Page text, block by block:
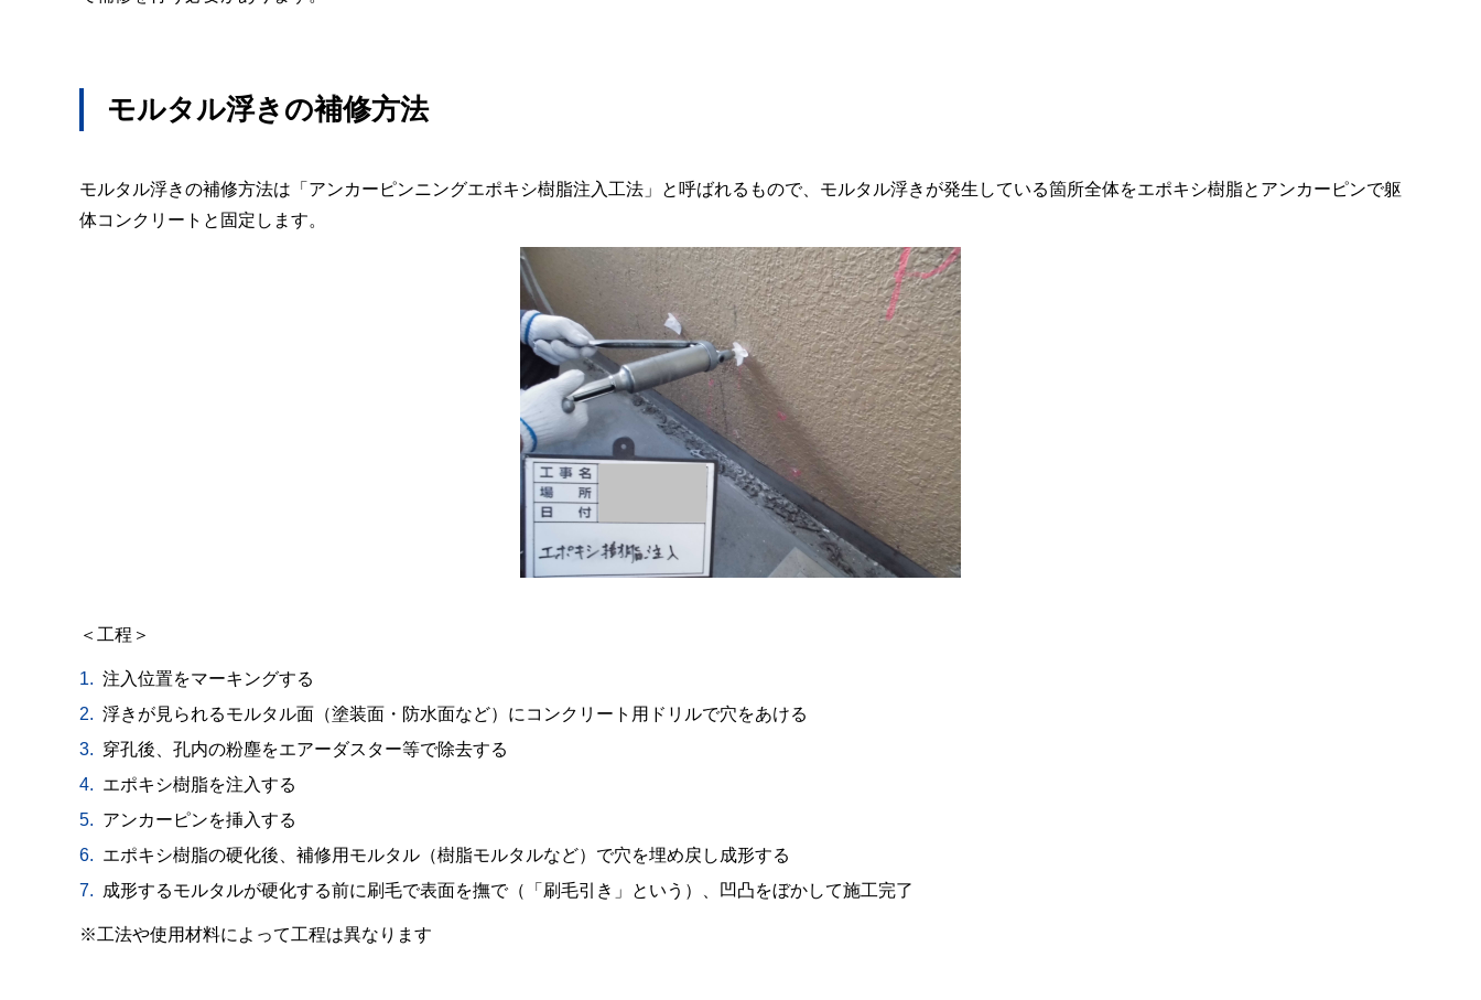
モルタル浮きの補修方法
モルタル浮きの補修方法は「アンカーピンニングエポキシ樹脂注入工法」と呼ばれるもので、モルタル浮きが発生している箇所全体をエポキシ樹脂とアンカーピンで躯
体コンクリートと固定します。
＜工程＞
注入位置をマーキングする
浮きが見られるモルタル面（塗装面・防水面など）にコンクリート用ドリルで穴をあける
穿孔後、孔内の粉塵をエアーダスター等で除去する
エポキシ樹脂を注入する
アンカーピンを挿入する
エポキシ樹脂の硬化後、補修用モルタル（樹脂モルタルなど）で穴を埋め戻し成形する
成形するモルタルが硬化する前に刷毛で表面を撫で（「刷毛引き」という）、凹凸をぼかして施工完了
※工法や使用材料によって工程は異なります